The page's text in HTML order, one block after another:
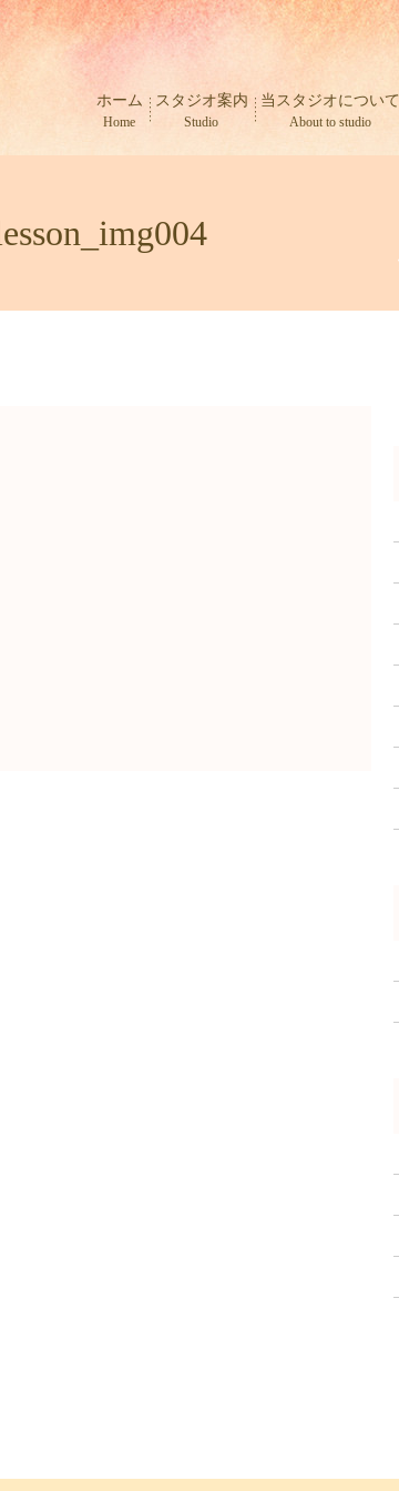
ホーム
Home
スタジオ案内
Studio
当スタジオについて
About to studio